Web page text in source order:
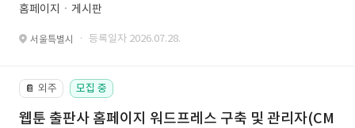
홈페이지ㆍ게시판
서울특별시 · 등록일자 2026.07.28.
📔 외주 모집 중
웹툰 출판사 홈페이지 워드프레스 구축 및 관리자(CM